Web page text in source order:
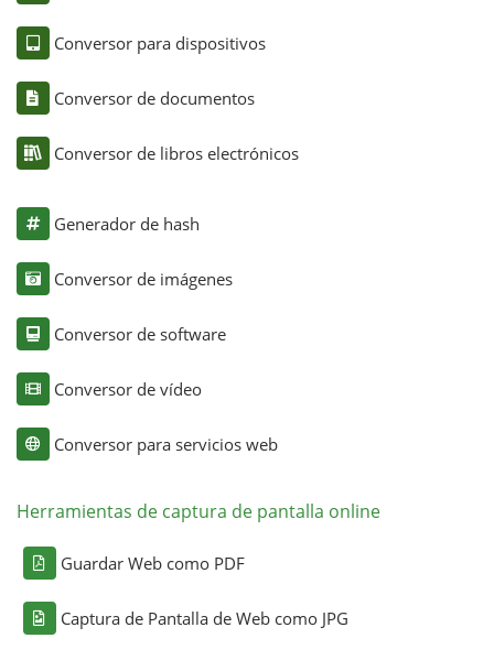
Conversor para dispositivos
Conversor de documentos
Conversor de libros electrónicos
Generador de hash
Conversor de imágenes
Conversor de software
Conversor de vídeo
Conversor para servicios web
Herramientas de captura de pantalla online
Guardar Web como PDF
Captura de Pantalla de Web como JPG